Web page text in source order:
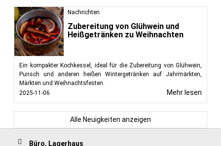
Nachrichten
Zubereitung von Glühwein und
Heißgetränken zu Weihnachten
Ein kompakter Kochkessel, ideal für die Zubereitung von Glühwein,
Punsch und anderen heißen Wintergetränken auf Jahrmärkten,
Märkten und Weihnachtsfesten.
2025-11-06
Mehr lesen
Alle Neuigkeiten anzeigen
Büro, Lagerhaus